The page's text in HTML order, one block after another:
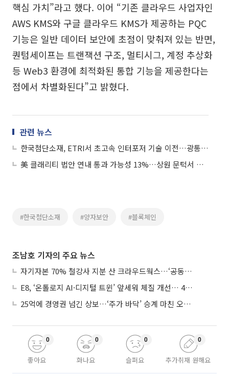
핵심 가치”라고 했다. 이어 “기존 클라우드 사업자인
AWS KMS와 구글 클라우드 KMS가 제공하는 PQC
기능은 일반 데이터 보안에 초점이 맞춰져 있는 반면,
퀀텀세이프는 트랜잭션 구조, 멀티시그, 계정 추상화
등 Web3 환경에 최적화된 통합 기능을 제공한다는
점에서 차별화된다”고 밝혔다.
관련 뉴스
한국첨단소재, ETRI서 초고속 인터포저 기술 이전…광통신 사업 확장
美 클래리티 법안 연내 통과 가능성 13%…상원 문턱서 제동
#한국첨단소재 #양자보안 #블록체인
조남호 기자의 주요 뉴스
자기자본 70% 철강사 지분 산 크라우드웍스…‘공동경영’으로 AI 시너지 낼까
E8, ‘온톨로지 AI·디지털 트윈’ 앞세워 체질 개선… 4분기 흑자전환 총력
25억에 경영권 넘긴 상보…‘주가 바닥’ 승계 마친 오너 2세, 주가 부양 나설까
좋아요
0
화나요
0
슬퍼요
0
추가취재 원해요
0